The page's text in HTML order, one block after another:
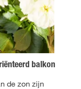
balkon
de zon zijn